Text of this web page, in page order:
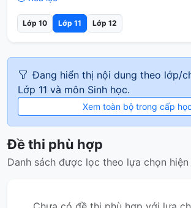
Lớp 10 Lớp 11 Lớp 12
Đang hiển thị nội dung theo lớp/
Lớp 11 và môn Sinh học.
Xem toàn bộ trong cấp học
Đề thi phù hợp
Danh sách được lọc theo lựa chọn hiện